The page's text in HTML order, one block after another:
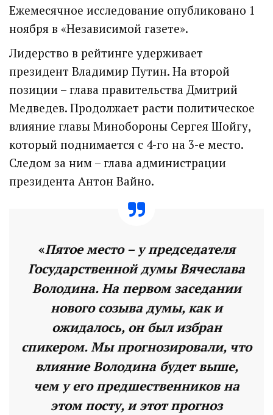
Ежемесячное исследование опубликовано 1
ноября в «Независимой газете».
Лидерство в рейтинге удерживает
президент Владимир Путин. На второй
позиции – глава правительства Дмитрий
Медведев. Продолжает расти политическое
влияние главы Минобороны Сергея Шойгу,
который поднимается с 4-го на 3-е место.
Следом за ним – глава администрации
президента Антон Вайно.
«Пятое место – у председателя
Государственной думыВячеслава
Володина. На первом заседании
нового созыва думы, как и
ожидалось, он был избран
спикером. Мы прогнозировали, что
влияниеВолодинабудет выше,
чем у его предшественников на
этом посту, и этот прогноз